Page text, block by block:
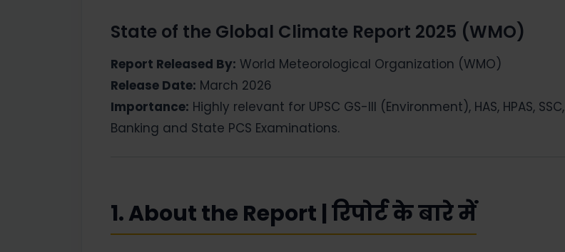
State of the Global Climate Report 2025 (WMO)
Report Released By: World Meteorological Organization (WMO)
Release Date: March 2026
Importance: Highly relevant for UPSC GS-III (Environment), HAS, HPAS, SSC,
Banking and State PCS Examinations.
1. About the Report | रिपोर्ट के बारे में